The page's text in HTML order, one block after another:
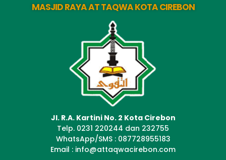
MASJID RAYA AT TAQWA KOTA CIREBON
Jl. R.A. Kartini No. 2 Kota Cirebon
Telp. 0231 220244 dan 232755
WhatsApp/SMS : 087728955183
Email : info@attaqwacirebon.com